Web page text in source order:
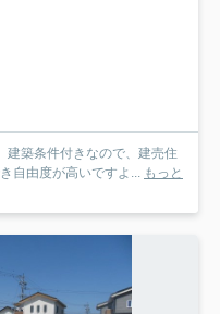
建築条件付きなので、建売住
自由度が高いですよ... もっと